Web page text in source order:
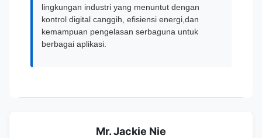
lingkungan industri yang menuntut dengan
kontrol digital canggih, efisiensi energi,dan
kemampuan pengelasan serbaguna untuk
berbagai aplikasi.
Mr. Jackie Nie